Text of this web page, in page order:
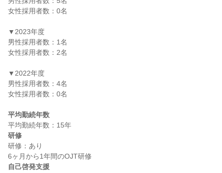
女性採用者数：0名
▼2023年度
男性採用者数：1名
女性採用者数：2名
▼2022年度
男性採用者数：4名
女性採用者数：0名
平均勤続年数
研修
研修：あり
自己啓発支援